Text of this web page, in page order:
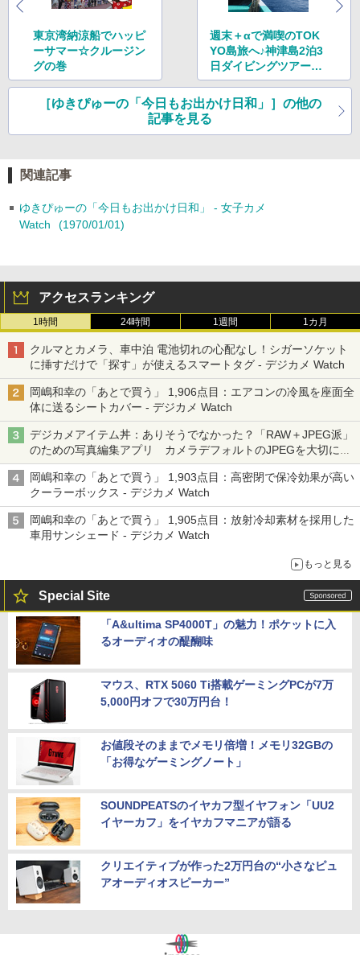
東京湾納涼船でハッピ
ーサマー☆クルージン
グの巻
週末＋αで満喫のTOK
YO島旅へ♪神津島2泊3
日ダイビングツアーの
巻
［ゆきぴゅーの「今日もお出かけ日和」］の他の
記事を見る
関連記事
ゆきぴゅーの「今日もお出かけ日和」 - 女子カメ
Watch
(1970/01/01)
アクセスランキング
1時間 24時間 1週間 1カ月
クルマとカメラ、車中泊 電池切れの心配なし！シガーソケット
に挿すだけで「探す」が使えるスマートタグ - デジカメ Watch
岡嶋和幸の「あとで買う」 1,906点目：エアコンの冷風を座面全
体に送るシートカバー - デジカメ Watch
デジカメアイテム丼：ありそうでなかった？「RAW＋JPEG派」
のための写真編集アプリ カメラデフォルトのJPEGを大切にす
る「Filmator」
岡嶋和幸の「あとで買う」 1,903点目：高密閉で保冷効果が高い
クーラーボックス - デジカメ Watch
岡嶋和幸の「あとで買う」 1,905点目：放射冷却素材を採用した
車用サンシェード - デジカメ Watch
もっと見る
Special Site
「A&ultima SP4000T」の魅力！ポケットに入
るオーディオの醍醐味
マウス、RTX 5060 Ti搭載ゲーミングPCが7万
5,000円オフで30万円台！
お値段そのままでメモリ倍増！メモリ32GBの
「お得なゲーミングノート」
SOUNDPEATSのイヤカフ型イヤフォン「UU2
イヤーカフ」をイヤカフマニアが語る
クリエイティブが作った2万円台の“小さなピュ
アオーディオスピーカー”